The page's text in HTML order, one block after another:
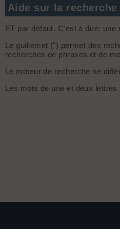
Aide sur la recherche
ET par défaut. C'est à dire: une
Le guillemet (") permet des
recherches de phrases et de
Le moteur de recherche ne
Les mots de une et deux